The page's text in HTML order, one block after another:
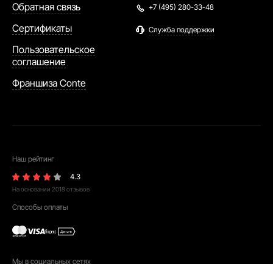
Обратная связь
Сертификаты
Пользовательское
соглашение
Франшиза Conte
+7 (495) 280-33-48
Служба поддержки
Наш рейтинг
4.3
На основании 2018 отзывов
Способы оплаты
Мы в социальных сетях